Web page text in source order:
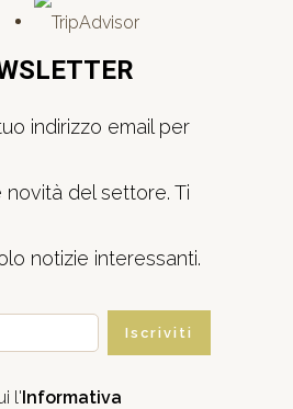
indirizzo email per
del settore. Ti
notizie interessanti.
Iscriviti
l'Informativa